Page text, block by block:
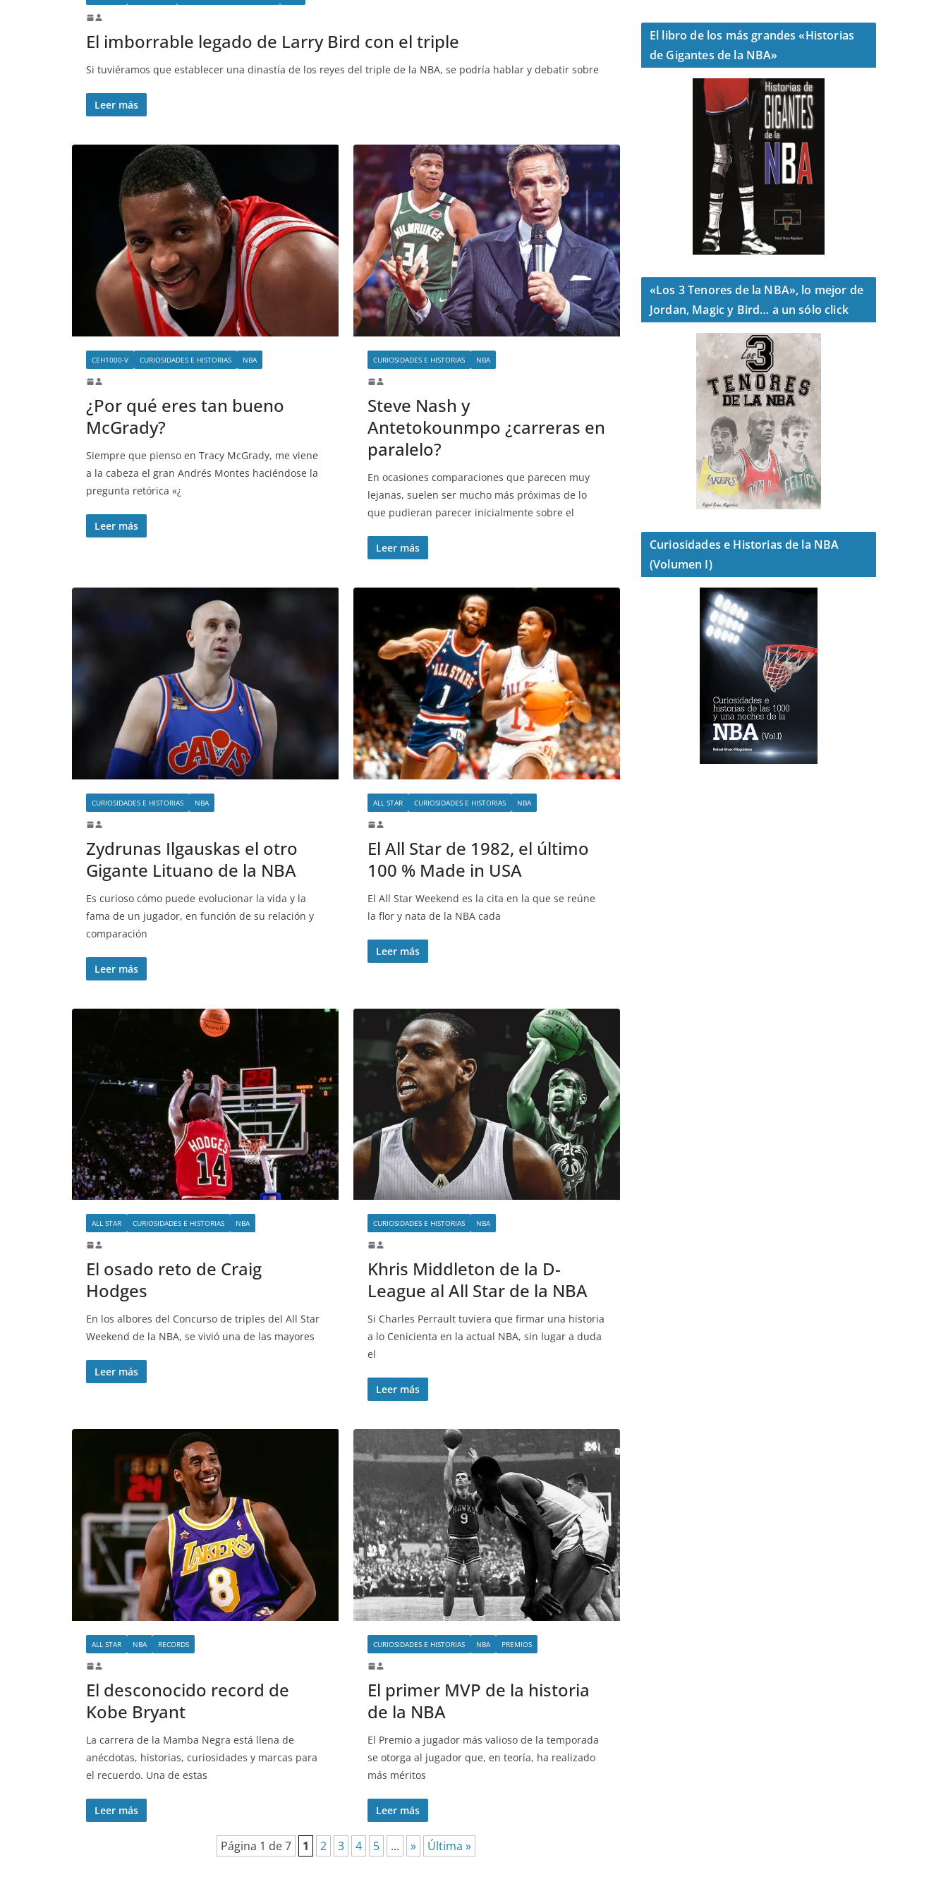
El imborrable legado de Larry Bird con el triple
Si tuviéramos que establecer una dinastía de los reyes del triple de la NBA, se podría hablar y debatir sobre
Leer más
CEH1000-V CURIOSIDADES E HISTORIAS NBA
¿Por qué eres tan bueno
McGrady?
Siempre que pienso en Tracy McGrady, me viene
a la cabeza el gran Andrés Montes haciéndose la
pregunta retórica «¿
Leer más
CURIOSIDADES E HISTORIAS NBA
Steve Nash y
Antetokounmpo ¿carreras en
paralelo?
En ocasiones comparaciones que parecen muy
lejanas, suelen ser mucho más próximas de lo
que pudieran parecer inicialmente sobre el
Leer más
CURIOSIDADES E HISTORIAS NBA
Zydrunas Ilgauskas el otro
Gigante Lituano de la NBA
Es curioso cómo puede evolucionar la vida y la
fama de un jugador, en función de su relación y
comparación
Leer más
ALL STAR CURIOSIDADES E HISTORIAS NBA
El All Star de 1982, el último
100 % Made in USA
El All Star Weekend es la cita en la que se reúne
la flor y nata de la NBA cada
Leer más
ALL STAR CURIOSIDADES E HISTORIAS NBA
El osado reto de Craig
Hodges
En los albores del Concurso de triples del All Star
Weekend de la NBA, se vivió una de las mayores
Leer más
CURIOSIDADES E HISTORIAS NBA
Khris Middleton de la D-
League al All Star de la NBA
Si Charles Perrault tuviera que firmar una historia
a lo Cenicienta en la actual NBA, sin lugar a duda
el
Leer más
ALL STAR NBA RECORDS
El desconocido record de
Kobe Bryant
La carrera de la Mamba Negra está llena de
anécdotas, historias, curiosidades y marcas para
el recuerdo. Una de estas
Leer más
CURIOSIDADES E HISTORIAS NBA PREMIOS
El primer MVP de la historia
de la NBA
El Premio a jugador más valioso de la temporada
se otorga al jugador que, en teoría, ha realizado
más méritos
Leer más
Página 1 de 7 1 2 3 4 5 ... » Última »
El libro de los más grandes «Historias
de Gigantes de la NBA»
«Los 3 Tenores de la NBA», lo mejor de
Jordan, Magic y Bird… a un sólo click
Curiosidades e Historias de la NBA
(Volumen I)